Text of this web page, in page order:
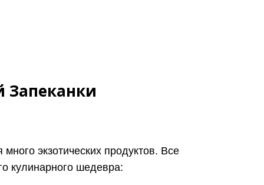
Запеканки
экзотических продуктов. Все
кулинарного шедевра: